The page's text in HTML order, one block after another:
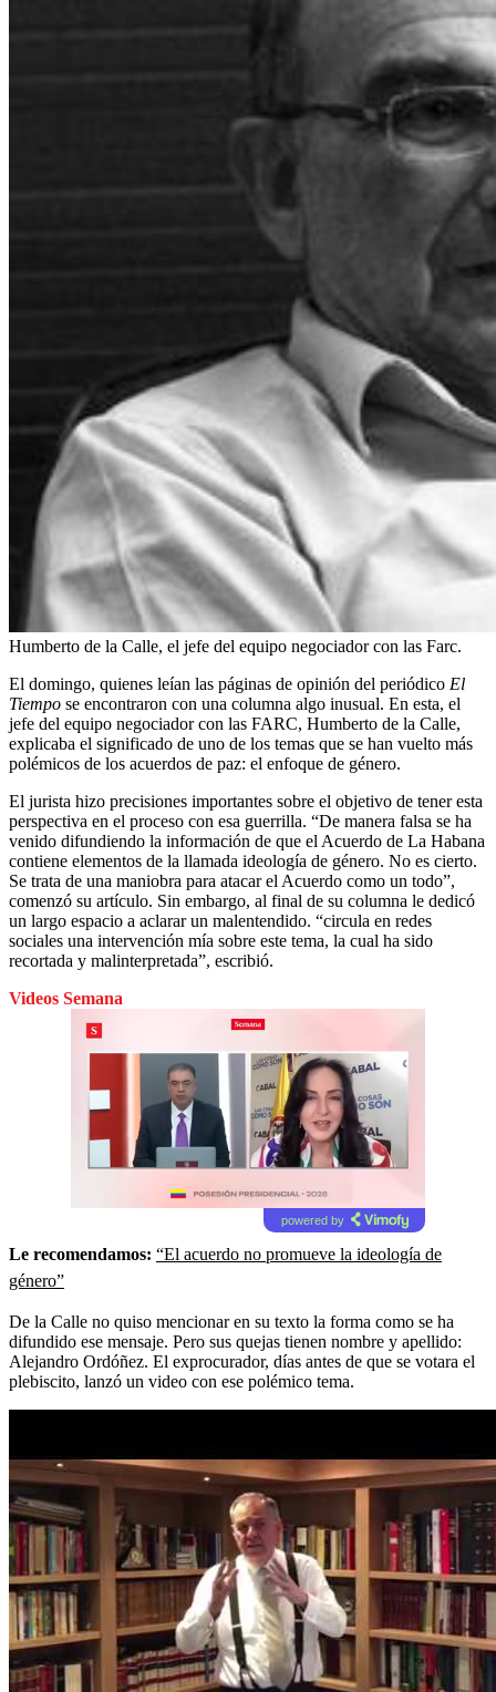
Humberto de la Calle, el jefe del equipo negociador con las Farc.
El domingo, quienes leían las páginas de opinión del periódico El
Tiempo se encontraron con una columna algo inusual. En esta, el
jefe del equipo negociador con las FARC, Humberto de la Calle,
explicaba el significado de uno de los temas que se han vuelto más
polémicos de los acuerdos de paz: el enfoque de género.
El jurista hizo precisiones importantes sobre el objetivo de tener esta
perspectiva en el proceso con esa guerrilla. “De manera falsa se ha
venido difundiendo la información de que el Acuerdo de La Habana
contiene elementos de la llamada ideología de género. No es cierto.
Se trata de una maniobra para atacar el Acuerdo como un todo”,
comenzó su artículo. Sin embargo, al final de su columna le dedicó
un largo espacio a aclarar un malentendido. “circula en redes
sociales una intervención mía sobre este tema, la cual ha sido
recortada y malinterpretada”, escribió.
Videos Semana
powered by
Le recomendamos: “El acuerdo no promueve la ideología de
género”
De la Calle no quiso mencionar en su texto la forma como se ha
difundido ese mensaje. Pero sus quejas tienen nombre y apellido:
Alejandro Ordóñez. El exprocurador, días antes de que se votara el
plebiscito, lanzó un video con ese polémico tema.